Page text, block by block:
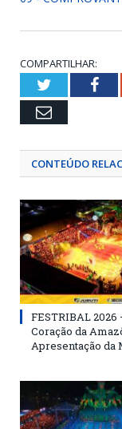
COMPARTILHAR:
Twitter
Email
CONTEÚDO
FESTRIBAL 2026
Coração da
Apresentação da